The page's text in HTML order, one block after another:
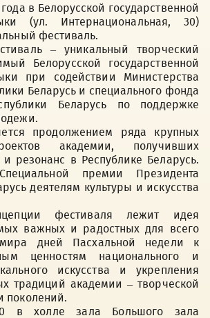
в Белорусской государственной
(ул. Интернациональная, 30)
фестиваль.
– уникальный творческий
Белорусской государственной
при содействии Министерства
Беларусь и специального фонда
Беларусь по поддержке
продолжением ряда крупных
академии, получивших
резонанс в Республике Беларусь.
премии Президента
деятелям культуры и искусства
фестиваля лежит идея
важных и радостных для всего
мира дней Пасхальной недели к
ценностям национального и
искусства и укрепления
традиций академии – творческой
поколений.
в холле зала Большого зала